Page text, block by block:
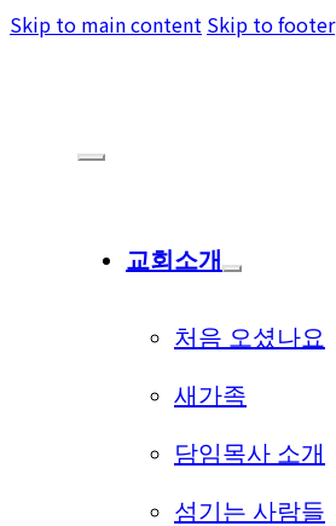
Skip to main content Skip to footer
교회소개
처음 오셨나요
새가족
담임목사 소개
섬기는 사람들